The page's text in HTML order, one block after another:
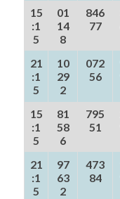
15
:1
5
01
14
8
846
77
21
:1
5
10
29
2
072
56
15
:1
5
81
58
6
795
51
21
:1
5
97
63
2
473
84